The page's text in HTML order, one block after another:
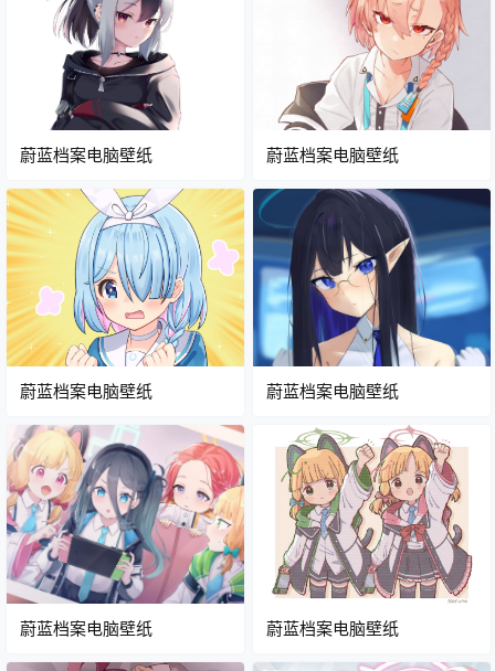
蔚蓝档案电脑壁纸 蔚蓝档案电脑壁纸
蔚蓝档案电脑壁纸 蔚蓝档案电脑壁纸
蔚蓝档案电脑壁纸 蔚蓝档案电脑壁纸